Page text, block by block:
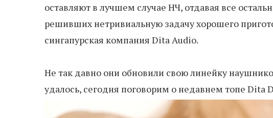
оставляют в лучшем случае НЧ, отдавая все
решивших нетривиальную задачу хорошего
сингапурская компания Dita Audio.
Не так давно они обновили свою линейку
удалось, сегодня поговорим о недавнем топе Dita